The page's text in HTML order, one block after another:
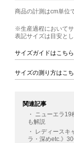
商品の計測はcm単位
※生産過程においてサ
表記サイズは目安と
サイズガイドはこちら
サイズの測り方はこ
関連記事
・ ニューエラ
も解説
・ レディース
ラ・深めetc.》